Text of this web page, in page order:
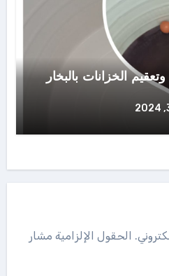
الخزانات بالبخار
الحقول الإلزامية مشار